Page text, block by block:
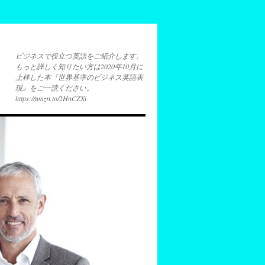
ビジネスで役立つ英語をご紹介します。
もっと詳しく知りたい方は2020年10月に
上梓した本『世界基準のビジネス英語表
現』をご一読ください。
https://amzn.to/2HnCZXi